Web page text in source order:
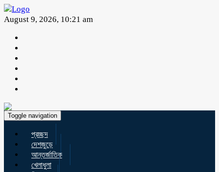
August 9, 2026, 10:21 am
Toggle navigation
প্রচ্ছদ
দেশজুড়ে
আন্তর্জাতিক
খেলাধুলা